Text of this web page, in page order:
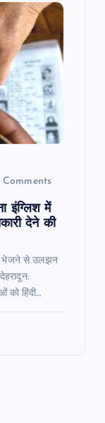
Comments
इंग्लिश में
देने की
भेजने से उलझन
को हिंदी…